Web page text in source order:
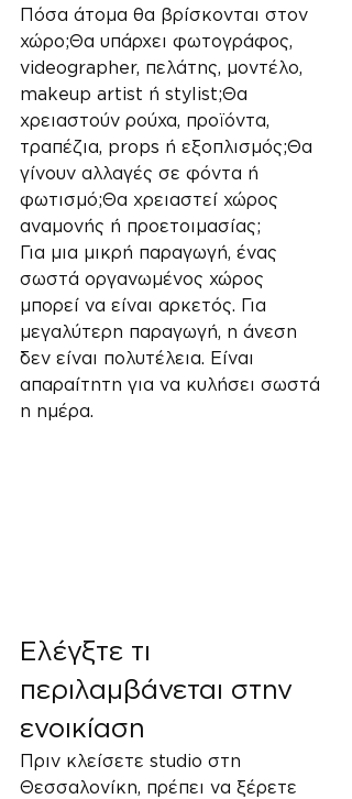
Πόσα άτομα θα βρίσκονται στον
χώρο;Θα υπάρχει φωτογράφος,
videographer, πελάτης, μοντέλο,
makeup artist ή stylist;Θα
χρειαστούν ρούχα, προϊόντα,
τραπέζια, props ή εξοπλισμός;Θα
γίνουν αλλαγές σε φόντα ή
φωτισμό;Θα χρειαστεί χώρος
αναμονής ή προετοιμασίας;
Για μια μικρή παραγωγή, ένας
σωστά οργανωμένος χώρος
μπορεί να είναι αρκετός. Για
μεγαλύτερη παραγωγή, η άνεση
δεν είναι πολυτέλεια. Είναι
απαραίτητη για να κυλήσει σωστά
η ημέρα.
Ελέγξτε τι
περιλαμβάνεται στην
ενοικίαση
Πριν κλείσετε studio στη
Θεσσαλονίκη, πρέπει να ξέρετε